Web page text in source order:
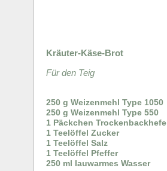
Kräuter-Käse-Brot
Für den Teig
250 g Weizenmehl Type 1050
250 g Weizenmehl Type 550
1 Päckchen Trockenbackhefe
1 Teelöffel Zucker
1 Teelöffel Salz
1 Teelöffel Pfeffer
250 ml lauwarmes Wasser